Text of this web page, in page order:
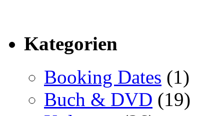
Kategorien
Booking Dates (1)
Buch & DVD (19)